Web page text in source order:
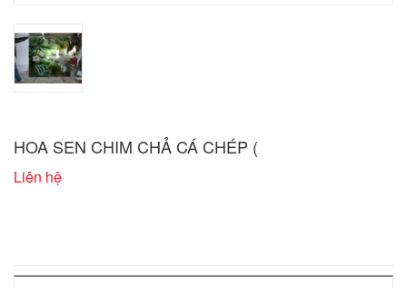
HOA SEN CHIM CHẢ CÁ CHÉP (
Liên hệ